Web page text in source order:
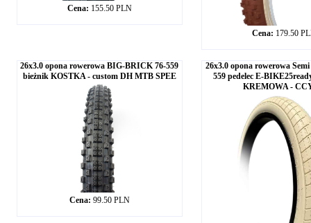
Cena: 155.50 PLN
Cena: 179.50
26x3.0 opona rowerowa BIG-BRICK 76-559
bieżnik KOSTKA - custom DH MTB SPEE
Cena: 99.50 PLN
26x3.0 opona rowerowa
559 pedelec E-
KREMOWA -